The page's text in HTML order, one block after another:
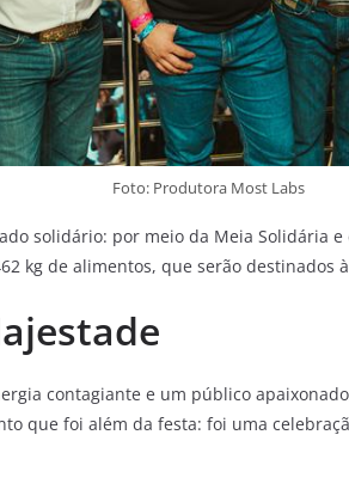
Foto: Produtora Most Labs
solidário: por meio da Meia Solidária
kg de alimentos, que serão destinados
contagiante e um público
que foi além da festa: foi uma